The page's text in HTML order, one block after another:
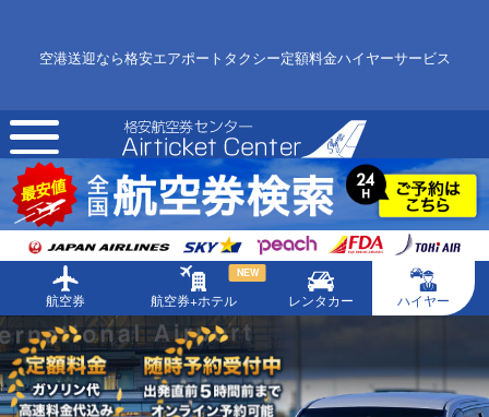
空港送迎なら格安エアポートタクシー定額料金ハイヤーサービス
toggle
navigation
航空券 航空券+ホテル
NEW
レンタカー ハイヤー